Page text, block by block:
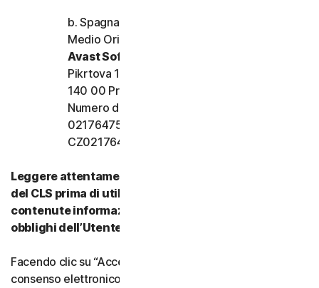
b. Spagna, Francia, Italia e resto d’Europa,
Medio Oriente e Africa
Avast Software s.r.o.
Pikrtova 1737/1a, Nusle,
140 00 Praga 4, Repubblica Ceca
Numero di registrazione dell’azienda:
02176475 e numero di partita IVA:
CZ02176475
Leggere attentamente tutti i termini e le condizioni
del CLS prima di utilizzare i nostri Servizi. Vi sono
contenute informazioni importanti su diritti e
obblighi dell’Utente.
Facendo clic su “Accetto” o indicando in altro modo il
consenso elettronico, si accettano i termini e le